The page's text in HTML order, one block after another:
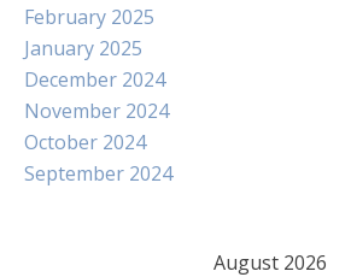
February 2025
January 2025
December 2024
November 2024
October 2024
September 2024
August 2026